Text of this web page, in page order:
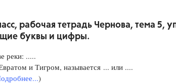
рабочая тетрадь Чернова, тема 5,
буквы и цифры.
реки: .....
и Тигром, называется ... или ....
)